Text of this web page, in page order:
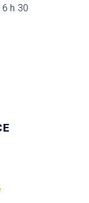
h 30